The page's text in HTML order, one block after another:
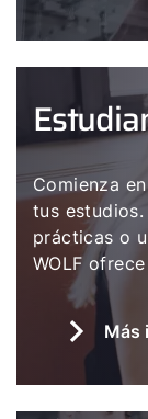
Comienza
tus
prácticas o
WOLF
Más